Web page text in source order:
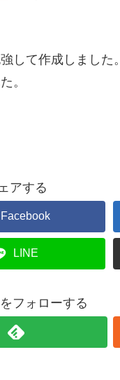
して作成しました。
。
アする
Facebook
LINE
フォローする